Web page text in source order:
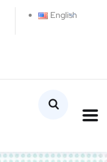
English